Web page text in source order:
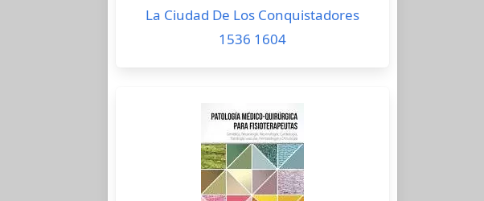
La Ciudad De Los Conquistadores
1536 1604